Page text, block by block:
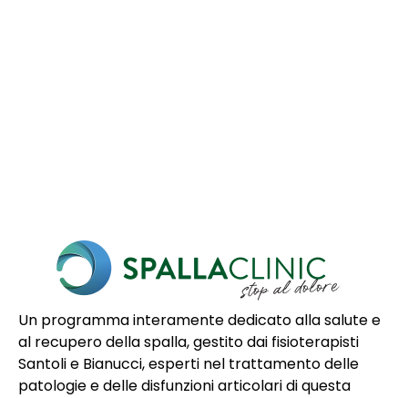
Un programma interamente dedicato alla salute e
al recupero della spalla, gestito dai fisioterapisti
Santoli e Bianucci, esperti nel trattamento delle
patologie e delle disfunzioni articolari di questa